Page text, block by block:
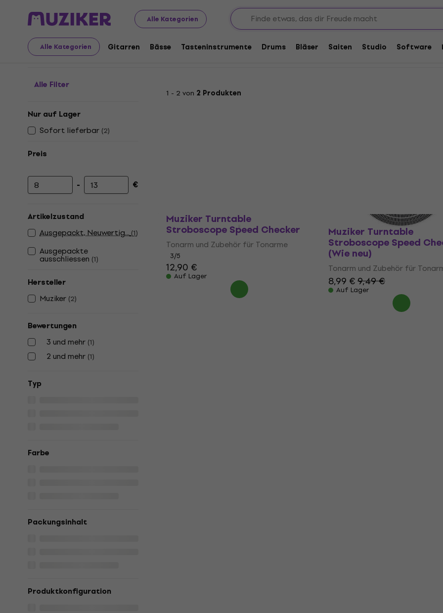
Alle Kategorien
Alle Kategorien Gitarren Bässe Tasteninstrumente Drums Bläser Saiten Studio Software
Audio Video Tech Plattenspieler Zubehör für Plattenspieler
Tonarme und Zubehör für Tonarme
Alle Filter
Nur auf Lager
Sofort lieferbar (2)
Preis
Mindestpreis
- Höchstpreis €
Artikelzustand
Ausgepackt, Neuwertig...(1)
Ausgepackte
ausschliessen (1)
Hersteller
Muziker (2)
Bewertungen
3 und mehr (1)
2 und mehr (1)
Typ
Farbe
Packungsinhalt
Produktkonfiguration
1 - 2 von 2 Produkten
Muziker Turntable
Stroboscope Speed Checker
Tonarm und Zubehör für Tonarme
3/5
12,90 €
Auf Lager
Muziker Turntable
Stroboscope Speed
(Wie neu)
Tonarm und Zubehör für
8,99 €9,49 €
Auf Lager